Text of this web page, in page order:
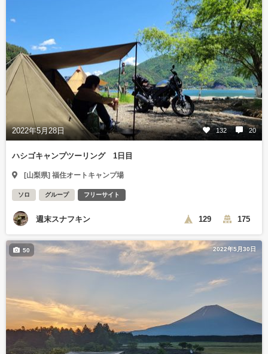
2022年5月28日 132 20
ハシゴキャンプツーリング 1日目
[山梨県] 福住オートキャンプ場
ソロ グループ フリーサイト
週末スナフキン 129 175
2022年5月30日
50